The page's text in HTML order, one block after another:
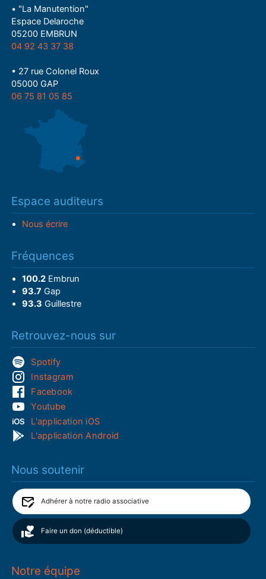
• "La Manutention"
Espace Delaroche
05200 EMBRUN
04 92 43 37 38
• 27 rue Colonel Roux
05000 GAP
06 75 81 05 85
Espace auditeurs
Nous écrire
Fréquences
100.2Embrun
93.7 Gap
93.3 Guillestre
Retrouvez-nous sur
Spotify
Instagram
Facebook
Youtube
L'application iOS
L'application Android
Nous soutenir
Adhérer à notre radio associative
Faire un don (déductible)
Notre équipe